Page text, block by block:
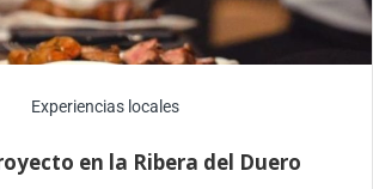
Experiencias locales
en la Ribera del Duero